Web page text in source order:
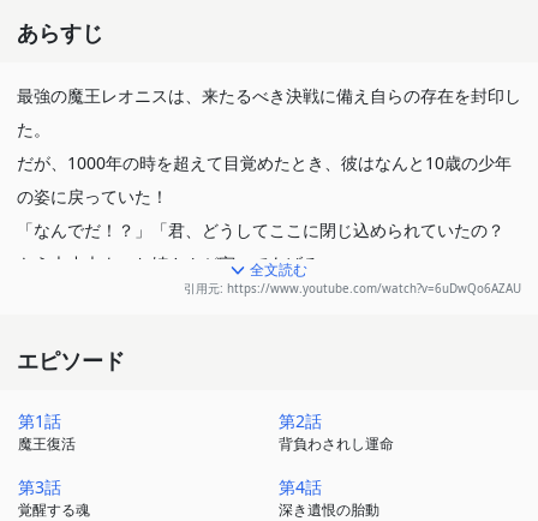
あらすじ
最強の魔王レオニスは、来たるべき決戦に備え自らの存在を封印し
た。
だが、1000年の時を超えて目覚めたとき、彼はなんと10歳の少年
の姿に戻っていた！
「なんでだ！？」「君、どうしてここに閉じ込められていたの？
もう大丈夫よ。お姉さんが守ってあげる」
＜聖剣学院＞に所属する美少女リーセリアに保護されたレオニス
未知なる敵＜ヴォイド＞、＜第〇七戦術都市＞、武器の形をとる異
聞き慣れない言葉に戸惑いつつも、彼は＜聖剣学院＞に入学するこ
魔術の失われた未来世界で、最強魔王と美少女たちの織りなす
全文読む
引用元: https://www.youtube.com/watch?v=6uDwQo6AZAU
エピソード
第1話
魔王復活
第2話
背負わされし運命
第3話
覚醒する魂
第4話
深き遺恨の胎動